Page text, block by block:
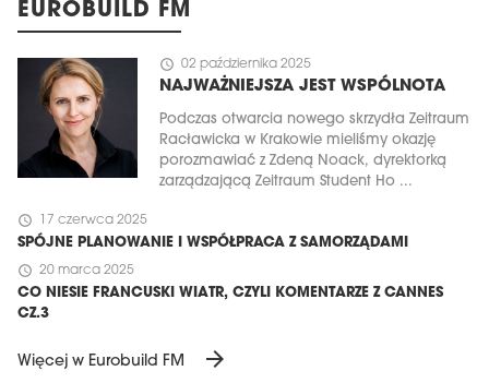
EUROBUILD FM
schedule 02 października 2025
NAJWAŻNIEJSZA JEST WSPÓLNOTA
Podczas otwarcia nowego skrzydła Zeitraum
Racławicka w Krakowie mieliśmy okazję
porozmawiać z Zdeną Noack, dyrektorką
zarządzającą Zeitraum Student Ho ...
schedule 17 czerwca 2025
SPÓJNE PLANOWANIE I WSPÓŁPRACA Z SAMORZĄDAMI
schedule 20 marca 2025
CO NIESIE FRANCUSKI WIATR, CZYLI KOMENTARZE Z CANNES
CZ.3
Więcej w Eurobuild FM arrow_forward